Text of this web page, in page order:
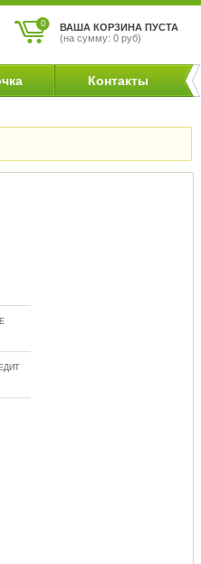
0
ВАША КОРЗИНА ПУСТА
(на сумму: 0 руб)
Контакты